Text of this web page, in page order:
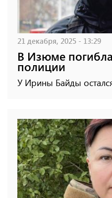
21 декабря, 2025 - 13:29
В Изюме
полиции
У Ирины Байды